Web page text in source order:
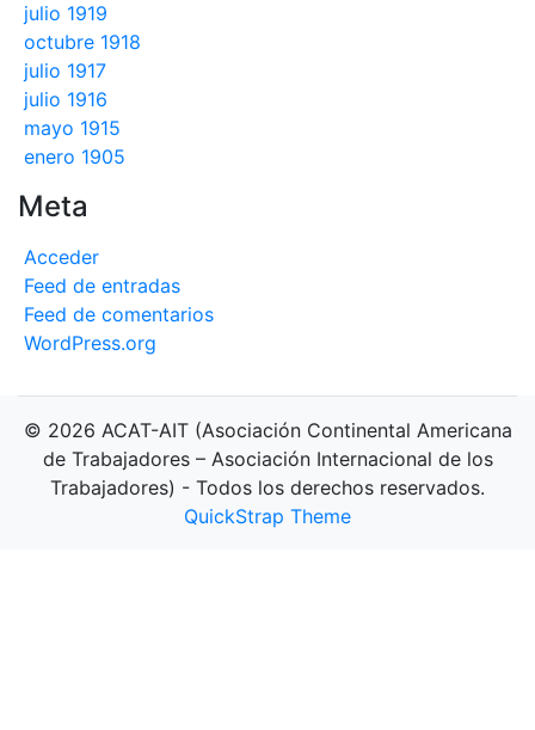
julio 1919
octubre 1918
julio 1917
julio 1916
mayo 1915
enero 1905
Meta
Acceder
Feed de entradas
Feed de comentarios
WordPress.org
© 2026 ACAT-AIT (Asociación Continental Americana
de Trabajadores – Asociación Internacional de los
Trabajadores) - Todos los derechos reservados.
QuickStrap Theme